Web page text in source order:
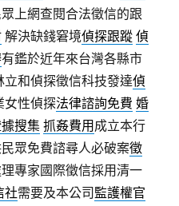
上網查閱合法徵信的跟
解決缺錢窘境偵探跟蹤 偵
有鑑於近年來台灣各縣市
立和偵探徵信科技發達偵
女性偵探法律諮詢免費 婚
搜集 抓姦費用 成立本行
眾免費諮尋人必破案徵
專家國際徵信採用清一
社需要及本公司 監護權官